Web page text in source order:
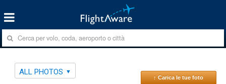
ALL PHOTOS
↑ Carica le tue foto